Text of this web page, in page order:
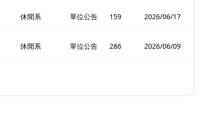
休閒系 單位公告 159 2026/06/17
休閒系 單位公告 286 2026/06/09